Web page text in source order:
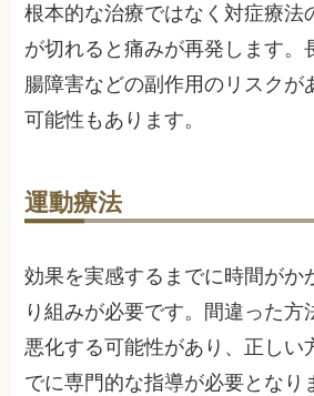
根本的な治療ではなく対症療法
が切れると痛みが再発します。
腸障害などの副作用のリスクが
可能性もあります。
運動療法
効果を実感するまでに時間がか
り組みが必要です。間違った方
悪化する可能性があり、正しい
でに専門的な指導が必要となり